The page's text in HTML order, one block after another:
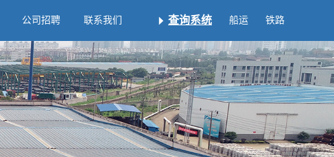
公司招聘 联系我们  查询系统 船运 铁路